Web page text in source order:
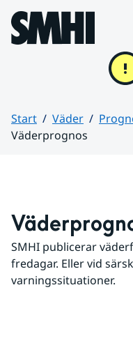
Hoppa till sidans innehåll
Start Väder
Väderprognos
SMHI publicerar
fredagar. Eller vid
varningssituationer.